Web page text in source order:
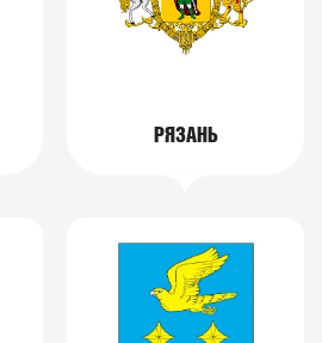
РЯЗАНЬ